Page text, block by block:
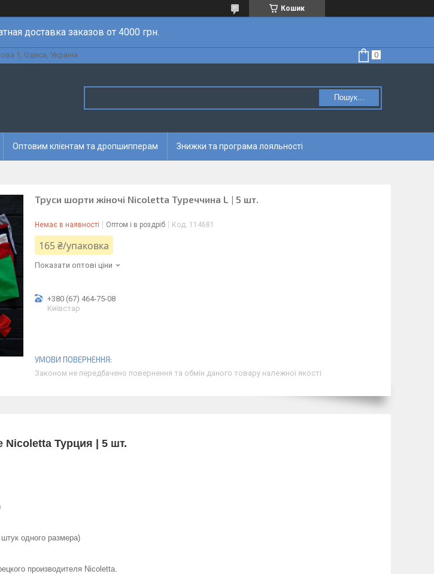
Кошик
доставка заказов от 4000 грн.
1, Одеса, Україна
Пошук...
Оптовим клієнтам та дропшипперам Знижки та програма лояльності
Труси шорти жіночі Nicoletta Туреччина L | 5 шт.
Немає в наявності Оптом і в роздріб Код: 114681
165 ₴/упаковка
Показати оптові ціни
+380 (67) 464-75-08
Київстар
Законом не передбачено повернення та обмін даного товару належної якості
Турция | 5 шт.
одного размера)
производителя Nicoletta.